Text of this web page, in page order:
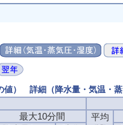
） 詳細（降水量・気温・
最大10分間
平均